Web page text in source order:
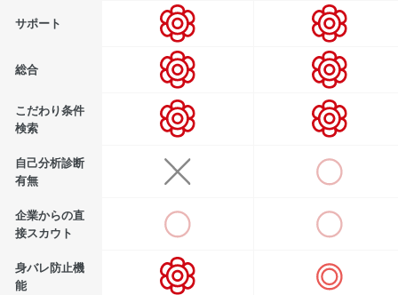
サポート
総合
こだわり条件
検索
自己分析診断
有無
企業からの直
接スカウト
身バレ防止機
能